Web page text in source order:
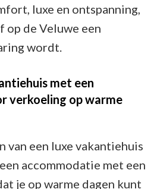
luxe en ontspanning,
de Veluwe een
wordt.
met een
verkoeling op warme
van een luxe vakantiehuis
accommodatie met een
je op warme dagen kunt